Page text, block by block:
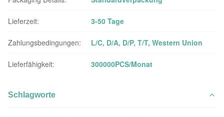
Lieferzeit: 3-50 Tage
Zahlungsbedingungen: L/C, D/A, D/P, T/T, Western Union
Lieferfähigkeit: 300000PCS/Monat
Schlagworte